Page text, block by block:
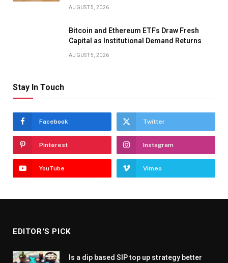
AUGUST 5, 2026
Bitcoin and Ethereum ETFs Draw Fresh
Capital as Institutional Demand Returns
AUGUST 5, 2026
Stay In Touch
Facebook Twitter
Pinterest Instagram
YouTube Vimeo
EDITOR'S PICK
Is a dip based SIP top up strategy better